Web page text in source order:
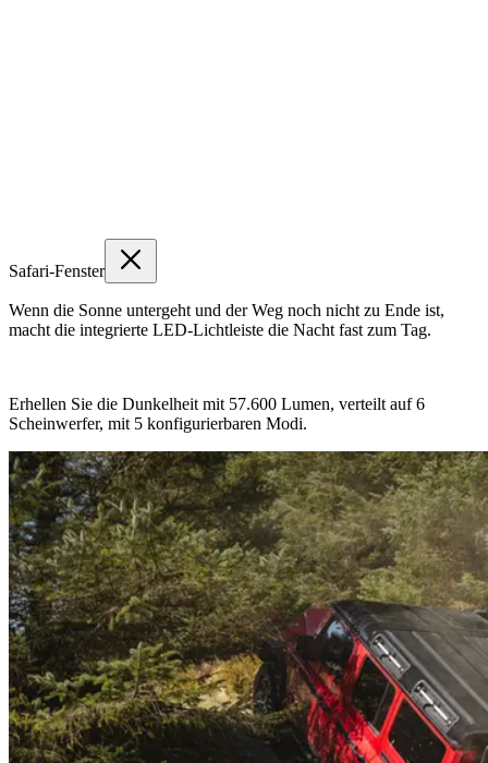
Safari-Fenster
Wenn die Sonne untergeht und der Weg noch nicht zu Ende ist,
macht die integrierte LED-Lichtleiste die Nacht fast zum Tag.
Erhellen Sie die Dunkelheit mit 57.600 Lumen, verteilt auf 6
Scheinwerfer, mit 5 konfigurierbaren Modi.